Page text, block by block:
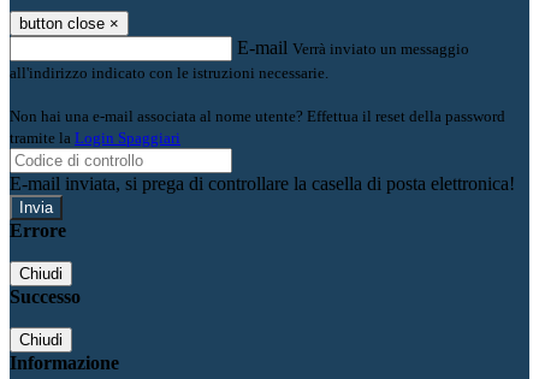
button close ×
E-mail Verrà inviato un messaggio
all'indirizzo indicato con le istruzioni necessarie.
Non hai una e-mail associata al nome utente? Effettua il reset della password
tramite la Login Spaggiari
E-mail inviata, si prega di controllare la casella di posta elettronica!
Errore
Chiudi
Successo
Chiudi
Informazione